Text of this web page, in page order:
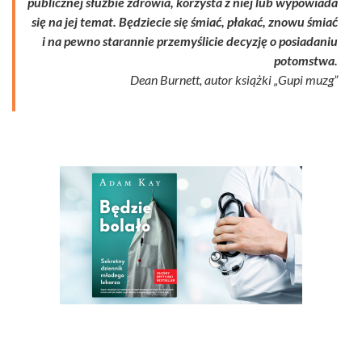
się na jej temat. Będziecie się śmiać, płakać, znowu śmiać
i na pewno starannie przemyślicie decyzję o posiadaniu
potomstwa.
Dean Burnett, autor książki „Gupi muzg”